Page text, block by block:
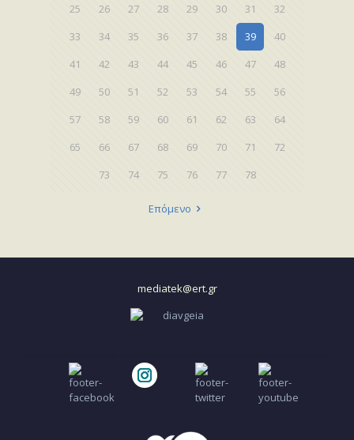
25
26 27 28 29 30 31
32
33
34 35 36 37 38 39
40
41
42 43 44 45 46 47
48
49
50 51 52 53 54 55
56
57
58 59 60 61 62 63
64
65
66 67 68 69 70 71
72
73
74 75 76 77 78
Επόμενο
mediatek@ert.gr